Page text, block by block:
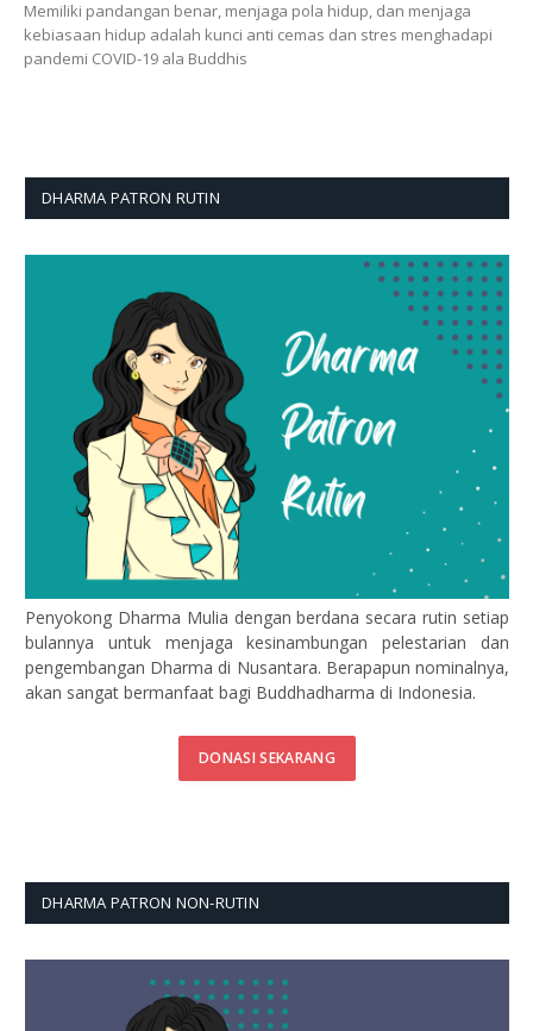
Memiliki pandangan benar, menjaga pola hidup, dan menjaga
kebiasaan hidup adalah kunci anti cemas dan stres menghadapi
pandemi COVID-19 ala Buddhis
DHARMA PATRON RUTIN
Penyokong Dharma Mulia dengan berdana secara rutin setiap
bulannya untuk menjaga kesinambungan pelestarian dan
pengembangan Dharma di Nusantara. Berapapun nominalnya,
akan sangat bermanfaat bagi Buddhadharma di Indonesia.
DONASI SEKARANG
DHARMA PATRON NON-RUTIN